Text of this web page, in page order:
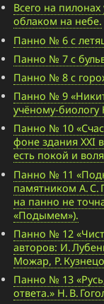
Всего на
облаком на небе.
Панно № 6 с
Панно № 7 с
Панно № 8 с
Панно № 9
учёному-биологу
Панно № 10
фоне здания XXI
есть покой и
Панно № 11
памятником А.
на панно не
«Подымем»).
Панно № 12
авторов: И.
Можар, Р.
Панно № 13
ответа.» Н. В.